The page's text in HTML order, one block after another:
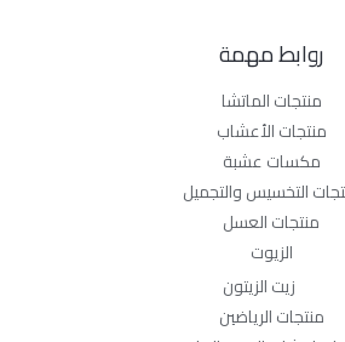
روابط مهمة
منتجات الماتشا
منتجات الأعشاب
مكسات عشبة
التخسيس والتجميل
منتجات العسل
الزيوت
زيت الزيتون
منتجات الرياضين